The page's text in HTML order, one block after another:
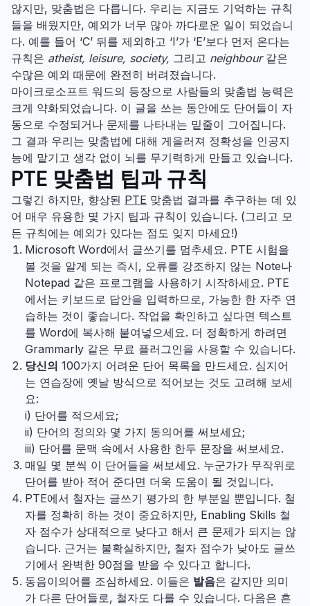
않지만, 맞춤법은 다릅니다. 우리는 지금도 기억하는 규칙
들을 배웠지만, 예외가 너무 많아 까다로운 일이 되었습니
다. 예를 들어 ‘C’ 뒤를 제외하고 ‘I’가 ‘E’보다 먼저 온다는
규칙은 atheist, leisure, society, 그리고 neighbour같은
수많은 예외 때문에 완전히 버려졌습니다.
마이크로소프트 워드의 등장으로 사람들의 맞춤법 능력은
크게 약화되었습니다. 이 글을 쓰는 동안에도 단어들이 자
동으로 수정되거나 문제를 나타내는 밑줄이 그어집니다.
그 결과 우리는 맞춤법에 대해 게을러져 정확성을 인공지
능에 맡기고 생각 없이 뇌를 무기력하게 만들고 있습니다.
PTE 맞춤법 팁과 규칙
그렇긴 하지만, 향상된 PTE 맞춤법 결과를 추구하는 데 있
어 매우 유용한 몇 가지 팁과 규칙이 있습니다. (그리고 모
든 규칙에는 예외가 있다는 점도 잊지 마세요!)
Microsoft Word에서 글쓰기를 멈추세요. PTE 시험을
볼 것을 알게 되는 즉시, 오류를 강조하지 않는 Note나
Notepad 같은 프로그램을 사용하기 시작하세요. PTE
에서는 키보드로 답안을 입력하므로, 가능한 한 자주 연
습하는 것이 좋습니다. 작업을 확인하고 싶다면 텍스트
를 Word에 복사해 붙여넣으세요. 더 정확하게 하려면
Grammarly 같은 무료 플러그인을 사용할 수 있습니다.
당신의 100가지 어려운 단어 목록을 만드세요. 심지어
는 연습장에 옛날 방식으로 적어보는 것도 고려해 보세
요:
i) 단어를 적으세요;
ii) 단어의 정의와 몇 가지 동의어를 써보세요;
iii) 단어를 문맥 속에서 사용한 한두 문장을 써보세요.
매일 몇 분씩 이 단어들을 써보세요. 누군가가 무작위로
단어를 받아 적어 준다면 더욱 도움이 될 것입니다.
PTE에서 철자는 글쓰기 평가의 한 부분일 뿐입니다. 철
자를 정확히 하는 것이 중요하지만, Enabling Skills 철
자 점수가 상대적으로 낮다고 해서 큰 문제가 되지는 않
습니다. 근거는 불확실하지만, 철자 점수가 낮아도 글쓰
기에서 완벽한 90점을 받을 수 있다고 합니다.
동음이의어를 조심하세요. 이들은 발음은 같지만 의미
가 다른 단어들로, 철자도 다를 수 있습니다. 다음은 흔